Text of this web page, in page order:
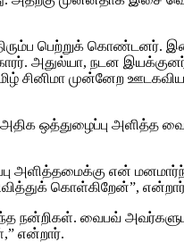
திரும்ப பெற்றுக் கொண்டனர்.
அதுல்யா, நடன
சினிமா முன்னேற
ஒத்துழைப்பு அளித்த
அளித்தமைக்கு என்
கொள்கிறேன்”,
நன்றிகள். வைபவ்
என்றார்.